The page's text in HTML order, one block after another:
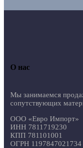
О нас
Мы занимаемся
сопутствующих
ООО «Евро Импорт»
ИНН 7811719230
КПП 781101001
ОГРН 1197847021734